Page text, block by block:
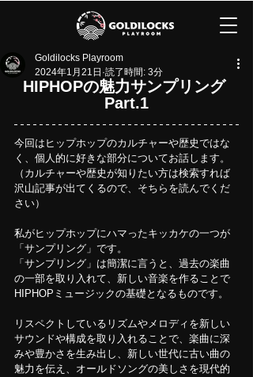
Goldilocks Playroom
2024年1月21日 読了時間: 3分
HIPHOPの魅力サンプリング
Part.1
今回はヒップホップのカルチャーや歴史ではな
く、個人的に好きな部分についてお話します。
（カルチャーや歴史が知りたい方は検索すれば
沢山記事が出てくるので、そちらを読んでくだ
さい）
私がヒップホップにハマったキッカケの一つが
「サンプリング」です。
「サンプリング」は簡潔に言うと、過去の楽曲
の一部を取り入れて、新しい音楽を作ることで
HIPHOPミュージックの基礎となるものです。
リスペクトしているリズムやメロディを新しい
サウンドや構成を取り入れることで、楽曲に深
みや豊かさを生み出し、新しい世代に古い曲の
魅力を伝え、オールドソングの美しさを現代的